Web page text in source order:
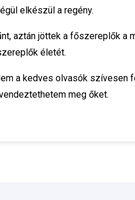
elkészül a regény.
aztán jöttek a főszereplők a
életét.
a kedves olvasók szívesen
meg őket.